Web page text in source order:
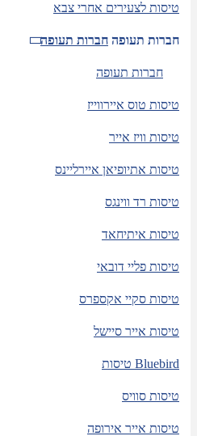
טיסות לצעירים אחרי צבא
חברות תעופה חברות תעופה
חברות תעופה
טיסות טוס איירווייז
טיסות וויז אייר
טיסות אתיופיאן איירליינס
טיסות רד ווינגס
טיסות איתיחאד
טיסות פליי דובאי
טיסות סקיי אקספרס
טיסות אייר סיישל
טיסות Bluebird
טיסות סוויס
טיסות אייר אירופה